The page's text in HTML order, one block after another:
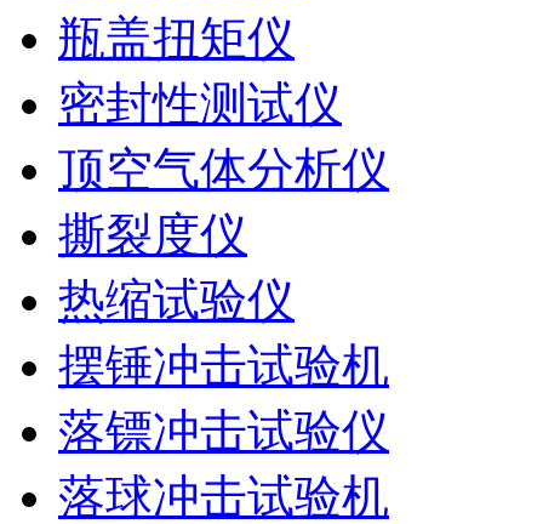
瓶盖扭矩仪
密封性测试仪
顶空气体分析仪
撕裂度仪
热缩试验仪
摆锤冲击试验机
落镖冲击试验仪
落球冲击试验机